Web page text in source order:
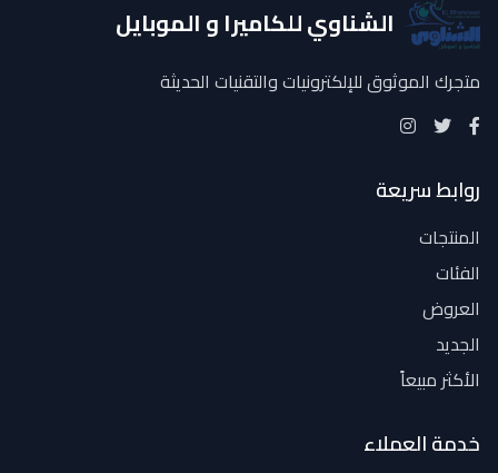
الشناوي للكاميرا و الموبايل
متجرك الموثوق للإلكترونيات والتقنيات الحديثة
روابط سريعة
المنتجات
الفئات
العروض
الجديد
الأكثر مبيعاً
خدمة العملاء